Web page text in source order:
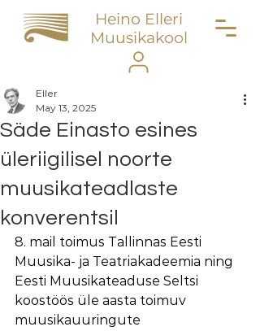
Heino Elleri
Muusikakool
Säde Einasto esines
üleriigilisel noorte
muusikateadlaste
konverentsil
Eller
May 13, 2025
8. mail toimus Tallinnas Eesti
Muusika- ja Teatriakadeemia ning
Eesti Muusikateaduse Seltsi
koostöös üle aasta toimuv
muusikauuringute